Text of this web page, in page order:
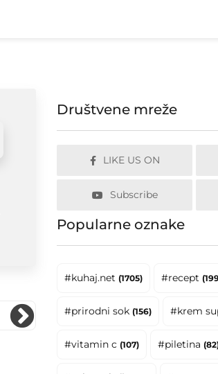
Moji blogovi
Društvene mreže
LIKE US ON
Subscribe
Popularne oznake
#kuhaj.net(1705) #recept
#prirodni sok(156) #krem
#vitamin c(107) #piletina